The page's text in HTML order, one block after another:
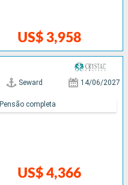
US$ 3,958
Seward 14/06/2027
US$ 4,366
Pensão completa